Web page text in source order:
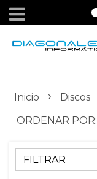
Inicio › Discos
ORDENAR POR:
FILTRAR